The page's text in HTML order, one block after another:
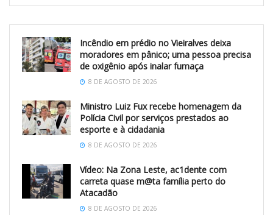
Incêndio em prédio no Vieiralves deixa
moradores em pânico; uma pessoa precisa
de oxigênio após inalar fumaça
8 DE AGOSTO DE 2026
Ministro Luiz Fux recebe homenagem da
Polícia Civil por serviços prestados ao
esporte e à cidadania
8 DE AGOSTO DE 2026
Vídeo: Na Zona Leste, ac1dente com
carreta quase m@ta família perto do
Atacadão
8 DE AGOSTO DE 2026